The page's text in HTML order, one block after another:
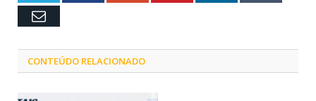
Email
CONTEÚDO RELACIONADO